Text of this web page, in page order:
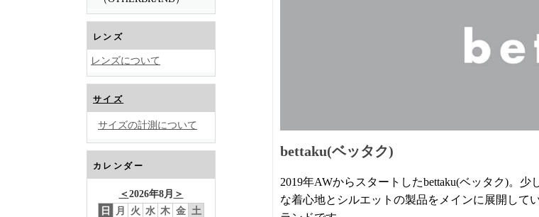
レンズ
レンズについて
サイズ
サイズの計測について
カレンダー
＜ 2026年8月 ＞
日
月 火 水 木 金 土
bettaku(ベッタク)
2019年AWからスタートしたbettaku(ベッタク)。
な着心地とシルエットの製品をメインに展開して